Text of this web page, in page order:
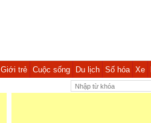
Giới trẻ Cuộc sống Du lịch Số hóa Xe